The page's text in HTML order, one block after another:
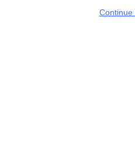
Continue